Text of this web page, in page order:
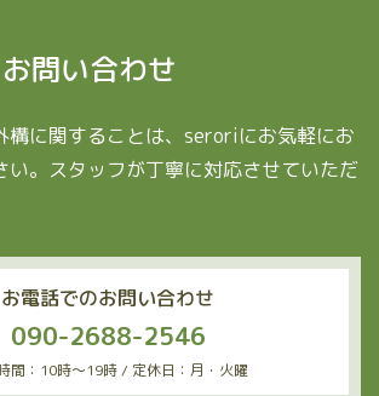
問い合わせ
構に関することは、seroriにお気軽にお
い。スタッフが丁寧に対応させていただ
お電話でのお問い合わせ
090-2688-2546
間：10時〜19時 / 定休日：月・火曜